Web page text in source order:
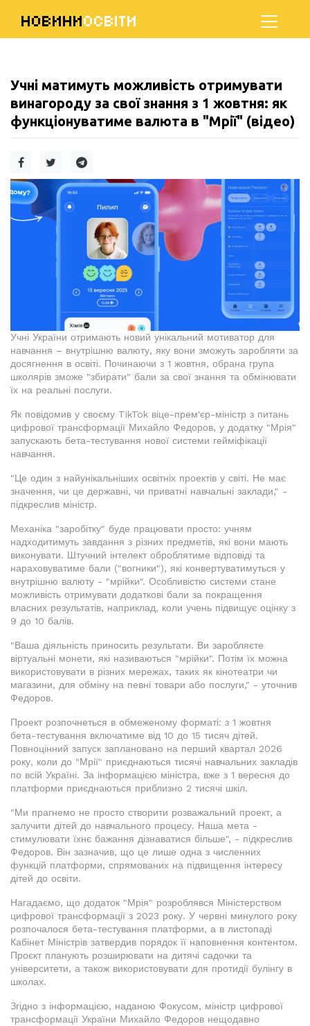
НОВИНИОСВІТИ
Учні матимуть можливість отримувати
винагороду за свої знання з 1 жовтня: як
функціонуватиме валюта в "Мрії" (відео)
Учні України отримають новий унікальний мотиватор для
навчання – внутрішню валюту, яку вони зможуть заробляти за
досягнення в освіті. Починаючи з 1 жовтня, обрана група
школярів зможе "збирати" бали за свої знання та обмінювати
їх на реальні послуги.
Як повідомив у своєму TikTok віце-прем'єр-міністр з питань
цифрової трансформації Михайло Федоров, у додатку "Мрія"
запускають бета-тестування нової системи гейміфікації
навчання.
"Це один з найунікальніших освітніх проектів у світі. Не має
значення, чи це державні, чи приватні навчальні заклади," -
підкреслив міністр.
Механіка "заробітку" буде працювати просто: учням
надходитимуть завдання з різних предметів, які вони мають
виконувати. Штучний інтелект оброблятиме відповіді та
нараховуватиме бали ("вогники"), які конвертуватимуться у
внутрішню валюту - "мрійки". Особливістю системи стане
можливість отримувати додаткові бали за покращення
власних результатів, наприклад, коли учень підвищує оцінку з
9 до 10 балів.
"Ваша діяльність приносить результати. Ви заробляєте
віртуальні монети, які називаються "мрійки". Потім їх можна
використовувати в різних мережах, таких як кінотеатри чи
магазини, для обміну на певні товари або послуги," - уточнив
Федоров.
Проект розпочнеться в обмеженому форматі: з 1 жовтня
бета-тестування включатиме від 10 до 15 тисяч дітей.
Повноцінний запуск заплановано на перший квартал 2026
року, коли до "Мрії" приєднаються тисячі навчальних закладів
по всій Україні. За інформацією міністра, вже з 1 вересня до
платформи приєднаються приблизно 2 тисячі шкіл.
"Ми прагнемо не просто створити розважальний проект, а
залучити дітей до навчального процесу. Наша мета -
стимулювати їхнє бажання дізнаватися більше", - підкреслив
Федоров. Він зазначив, що це лише одна з численних
функцій платформи, спрямованих на підвищення інтересу
дітей до освіти.
Нагадаємо, що додаток "Мрія" розроблявся Міністерством
цифрової трансформації з 2023 року. У червні минулого року
розпочалося бета-тестування платформи, а в листопаді
Кабінет Міністрів затвердив порядок її наповнення контентом.
Проєкт планують розширювати на дитячі садочки та
університети, а також використовувати для протидії булінгу в
школах.
Згідно з інформацією, наданою Фокусом, міністр цифрової
трансформації України Михайло Федоров нещодавно